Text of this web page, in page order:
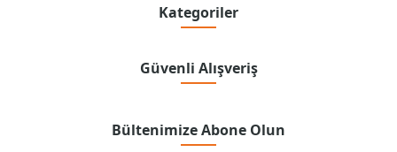
Kategoriler
Güvenli Alışveriş
Bültenimize Abone Olun